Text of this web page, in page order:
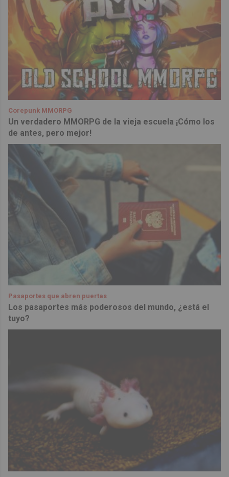
Corepunk MMORPG
Un verdadero MMORPG de la vieja escuela ¡Cómo los
de antes, pero mejor!
Pasaportes que abren puertas
Los pasaportes más poderosos del mundo, ¿está el
tuyo?